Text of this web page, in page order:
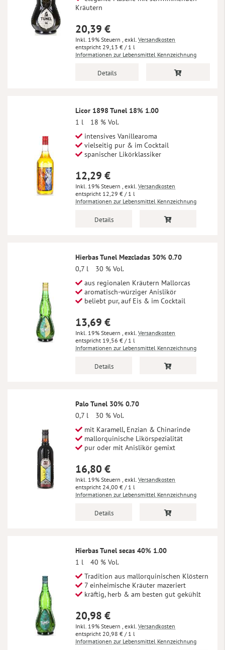
Kräutern
20,39 €
Inkl. 19% Steuern , exkl. Versandkosten
29,13 € / 1 l
Informationen zur Lebensmittel Kennzeichnung
Details
Licor 1898 Tunel 18% 1.00
1 l
18 % Vol.
intensives Vanillearoma
vielseitig pur & im Cocktail
spanischer Likörklassiker
12,29 €
Inkl. 19% Steuern , exkl. Versandkosten
12,29 € / 1 l
Informationen zur Lebensmittel Kennzeichnung
Details
Hierbas Tunel Mezcladas 30% 0.70
0,7 l
30 % Vol.
aus regionalen Kräutern Mallorcas
aromatisch-würziger Anislikör
beliebt pur, auf Eis & im Cocktail
13,69 €
Inkl. 19% Steuern , exkl. Versandkosten
19,56 € / 1 l
Informationen zur Lebensmittel Kennzeichnung
Details
Palo Tunel 30% 0.70
0,7 l
30 % Vol.
mit Karamell, Enzian & Chinarinde
mallorquinische Likörspezialität
pur oder mit Anislikör gemixt
16,80 €
Inkl. 19% Steuern , exkl. Versandkosten
24,00 € / 1 l
Informationen zur Lebensmittel Kennzeichnung
Details
Hierbas Tunel secas 40% 1.00
1 l
40 % Vol.
Tradition aus mallorquinischen Klöstern
7 einheimische Kräuter mazeriert
kräftig, herb & am besten gut gekühlt
20,98 €
Inkl. 19% Steuern , exkl. Versandkosten
20,98 € / 1 l
Informationen zur Lebensmittel Kennzeichnung